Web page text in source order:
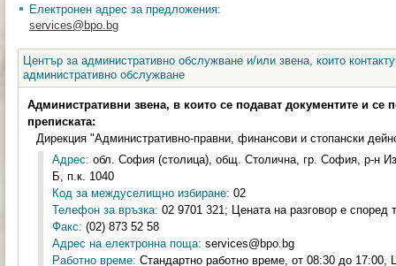
Електронен адрес за предложения:
services@bpo.bg
Център за административно обслужване и/или звена, които
административно обслужване
Административни звена, в които се подават документите и се
преписката:
Дирекция "Административно-правни, финансови и стопански
Адрес: обл. София (столица), общ. Столична, гр. София, р-н
Б, п.к. 1040
Код за междуселищно избиране: 02
Телефон за връзка: 02 9701 321; Цената на разговор е според
Факс: (02) 873 52 58
Адрес на електронна поща: services@bpo.bg
Работно време: Стандартно работно време, от 08:30 до 17:00,